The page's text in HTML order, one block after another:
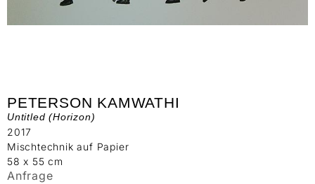
PETERSON KAMWATHI
Untitled (Horizon)
2017
Mischtechnik auf Papier
58 x 55 cm
Anfrage